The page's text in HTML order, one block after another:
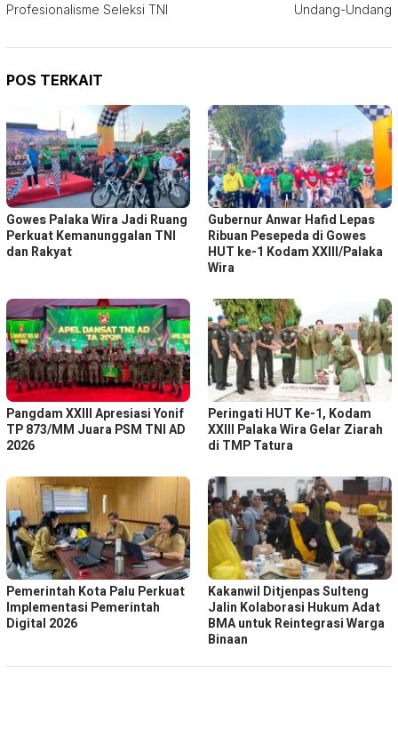
Profesionalisme Seleksi TNI
Undang-Undang
POS TERKAIT
Gowes Palaka Wira Jadi Ruang
Perkuat Kemanunggalan TNI
dan Rakyat
Gubernur Anwar Hafid Lepas
Ribuan Pesepeda di Gowes
HUT ke-1 Kodam XXIII/Palaka
Wira
Pangdam XXIII Apresiasi Yonif
TP 873/MM Juara PSM TNI AD
2026
Peringati HUT Ke-1, Kodam
XXIII Palaka Wira Gelar Ziarah
di TMP Tatura
Pemerintah Kota Palu Perkuat
Implementasi Pemerintah
Digital 2026
Kakanwil Ditjenpas Sulteng
Jalin Kolaborasi Hukum Adat
BMA untuk Reintegrasi Warga
Binaan